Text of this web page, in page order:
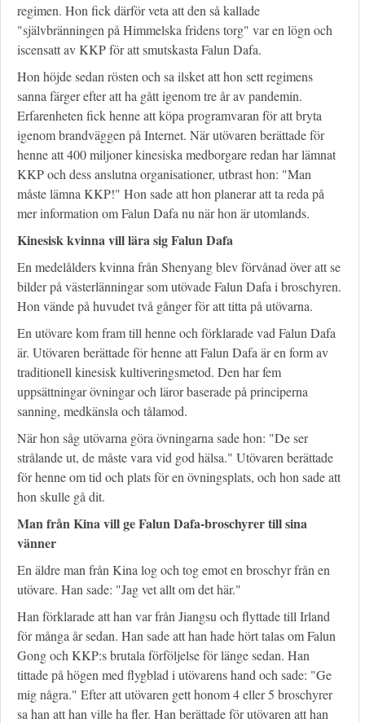
regimen. Hon fick därför veta att den så kallade
"självbränningen på Himmelska fridens torg" var en lögn och
iscensatt av KKP för att smutskasta Falun Dafa.
Hon höjde sedan rösten och sa ilsket att hon sett regimens
sanna färger efter att ha gått igenom tre år av pandemin.
Erfarenheten fick henne att köpa programvaran för att bryta
igenom brandväggen på Internet. När utövaren berättade för
henne att 400 miljoner kinesiska medborgare redan har lämnat
KKP och dess anslutna organisationer, utbrast hon: "Man
måste lämna KKP!" Hon sade att hon planerar att ta reda på
mer information om Falun Dafa nu när hon är utomlands.
Kinesisk kvinna vill lära sig Falun Dafa
En medelålders kvinna från Shenyang blev förvånad över att se
bilder på västerlänningar som utövade Falun Dafa i broschyren.
Hon vände på huvudet två gånger för att titta på utövarna.
En utövare kom fram till henne och förklarade vad Falun Dafa
är. Utövaren berättade för henne att Falun Dafa är en form av
traditionell kinesisk kultiveringsmetod. Den har fem
uppsättningar övningar och läror baserade på principerna
sanning, medkänsla och tålamod.
När hon såg utövarna göra övningarna sade hon: "De ser
strålande ut, de måste vara vid god hälsa." Utövaren berättade
för henne om tid och plats för en övningsplats, och hon sade att
hon skulle gå dit.
Man från Kina vill ge Falun Dafa-broschyrer till sina
vänner
En äldre man från Kina log och tog emot en broschyr från en
utövare. Han sade: "Jag vet allt om det här."
Han förklarade att han var från Jiangsu och flyttade till Irland
för många år sedan. Han sade att han hade hört talas om Falun
Gong och KKP:s brutala förföljelse för länge sedan. Han
tittade på högen med flygblad i utövarens hand och sade: "Ge
mig några." Efter att utövaren gett honom 4 eller 5 broschyrer
sa han att han ville ha fler. Han berättade för utövaren att han